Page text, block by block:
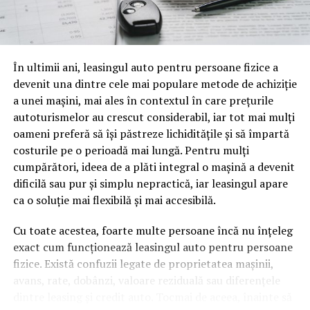
o mină de informație, plină de întrebări pe care și le pun
oamenii cu adevărat. Dacă transcrierea ajunge pe o
cuvinte tematice, scrise exact în limbajul în care se
caută.
Apoi vine partea de comportament. O pagină pe care
vizitatorii stau zece, cincisprezece minute ca să
urmărească replay-ul trimite un semnal greu de ignorat.
Google nu îți măsoară direct satisfacția, însă timpul
petrecut, scrollul și revenirile spun ceva despre cât de
util e materialul.
Și mai e ceva ce se uită ușor. Un webinar reușit atrage
linkuri aproape de la sine. Cineva îl menționează într-un
newsletter, altcineva îl citează într-un articol, un
partener îl trimite în comunitatea lui. Fiecare astfel de
În ultimii ani, leasingul auto pentru persoane fizice a
devenit una dintre cele mai populare metode de achiziție
a unei mașini, mai ales în contextul în care prețurile
autoturismelor au crescut considerabil, iar tot mai mulți
oameni preferă să își păstreze lichiditățile și să împartă
costurile pe o perioadă mai lungă. Pentru mulți
cumpărători, ideea de a plăti integral o mașină a devenit
dificilă sau pur și simplu nepractică, iar leasingul apare
ca o soluție mai flexibilă și mai accesibilă.
Cu toate acestea, foarte multe persoane încă nu înțeleg
exact cum funcționează leasingul auto pentru persoane
fizice. Există confuzii legate de proprietatea mașinii,
avans, rate, dobânzi, valoare reziduală sau diferențele